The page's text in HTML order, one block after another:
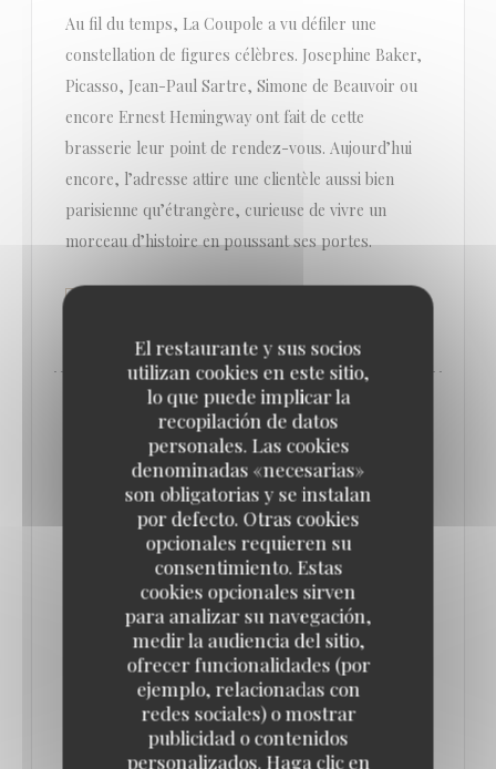
El restaurante y sus socios
utilizan cookies en este sitio,
lo que puede implicar la
recopilación de datos
personales. Las cookies
denominadas «necesarias»
son obligatorias y se instalan
por defecto. Otras cookies
opcionales requieren su
consentimiento. Estas
cookies opcionales sirven
para analizar su navegación,
medir la audiencia del sitio,
ofrecer funcionalidades (por
ejemplo, relacionadas con
redes sociales) o mostrar
publicidad o contenidos
personalizados. Haga clic en
Au fil du temps, La Coupole a vu défiler une
constellation de figures célèbres. Josephine Baker,
Picasso, Jean-Paul Sartre, Simone de Beauvoir ou
encore Ernest Hemingway ont fait de cette
brasserie leur point de rendez-vous. Aujourd’hui
encore, l’adresse attire une clientèle aussi bien
parisienne qu’étrangère, curieuse de vivre un
morceau d’histoire en poussant ses portes.
QUE FAIRE À PARIS CETTE SEMAINE ? (16-
22 JUIN) // LE BONBON
17/06/2025